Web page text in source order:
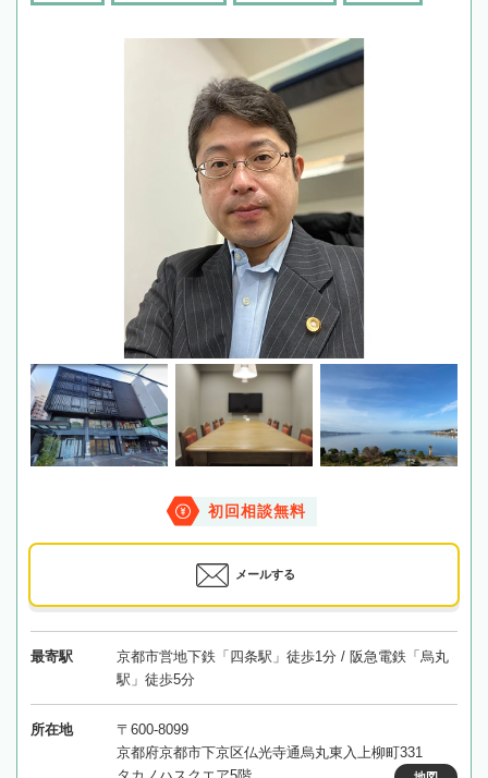
初回相談無料
メールする
最寄駅
京都市営地下鉄「四条駅」徒歩1分 / 阪急電鉄「烏丸
駅」徒歩5分
所在地
〒600-8099
京都府京都市下京区仏光寺通烏丸東入上柳町331